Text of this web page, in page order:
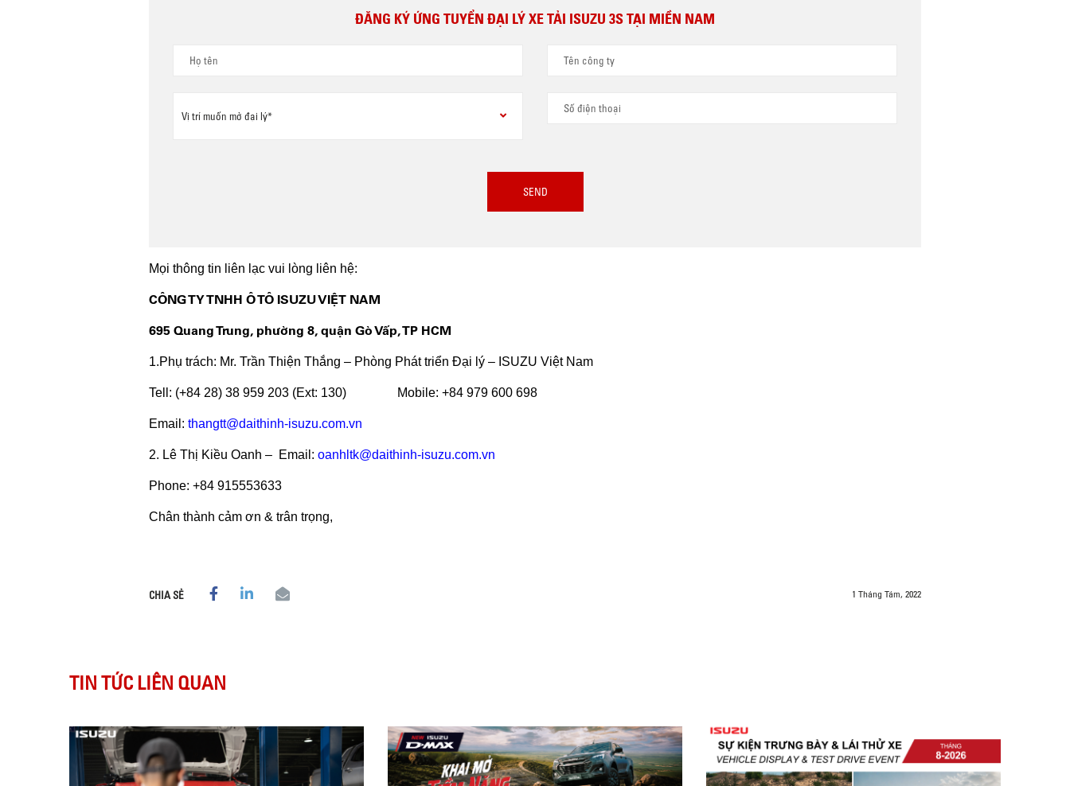
ĐĂNG KÝ ỨNG TUYỂN ĐẠI LÝ XE TẢI ISUZU 3S TẠI MIỀN NAM
Mọi thông tin liên lạc vui lòng liên hệ:
CÔNG TY TNHH Ô TÔ ISUZU VIỆT NAM
695 Quang Trung, phường 8, quận Gò Vấp, TP HCM
1.Phụ trách: Mr. Trần Thiện Thắng – Phòng Phát triển Đại lý – ISUZU Việt Nam
Tell: (+84 28) 38 959 203 (Ext: 130) Mobile: +84 979 600 698
Email: thangtt@daithinh-isuzu.com.vn
2. Lê Thị Kiều Oanh – Email: oanhltk@daithinh-isuzu.com.vn
Phone: +84 915553633
Chân thành cảm ơn & trân trọng,
CHIA SẺ 1 Tháng Tám, 2022
TIN TỨC LIÊN QUAN